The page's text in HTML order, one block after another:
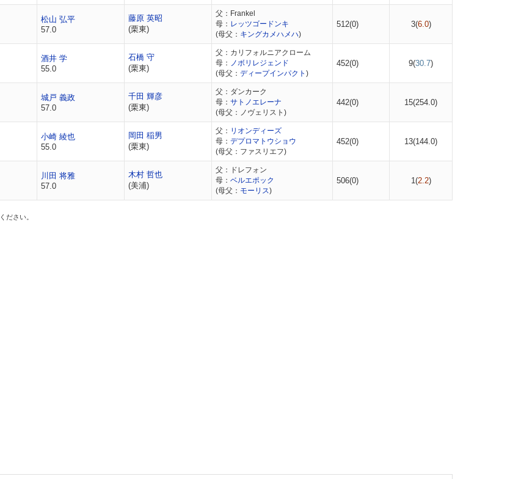
松山 弘平
57.0
藤原 英昭
(栗東)
父：Frankel
母： レッツゴードンキ
(母父： キングカメハメハ)
512(0) 3(6.0)
酒井 学
55.0
石橋 守
(栗東)
父：カリフォルニアクローム
母： ノボリレジェンド
(母父： ディープインパクト )
452(0) 9(30.7)
城戸 義政
57.0
千田 輝彦
(栗東)
父：ダンカーク
母： サトノエレーナ
(母父：ノヴェリスト)
442(0) 15(254.0)
小崎 綾也
55.0
岡田 稲男
(栗東)
父： リオンディーズ
母： デプロマトウショウ
(母父：ファスリエフ)
452(0) 13(144.0)
川田 将雅
57.0
木村 哲也
(美浦)
父：ドレフォン
母： ベルエポック
(母父： モーリス)
506(0) 1(2.2)
ださい。